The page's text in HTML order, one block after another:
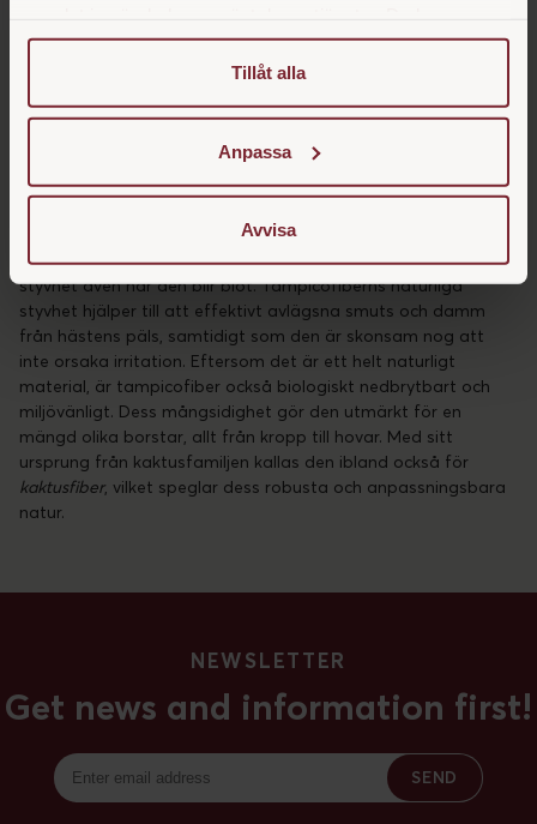
närsomhelst ändra ditt samtycke.
Tillåt alla
Anpassa
Avvisa
mjuk allround borst
Ett styvt, grovt växtfiber som utvinns främst från Agave och
Yuccaplantor. Tampico, även kallatMexfiber, är känt för sin
slittålighet. Ett särdrag med denna fiber är dess resistens
mot vatten, vilket gör att den inte förlorar sin form eller
styvhet även när den blir blöt. Tampicofiberns naturliga
styvhet hjälper till att effektivt avlägsna smuts och damm
från hästens päls, samtidigt som den är skonsam nog att
inte orsaka irritation. Eftersom det är ett helt naturligt
material, är tampicofiber också biologiskt nedbrytbart och
miljövänligt. Dess mångsidighet gör den utmärkt för en
mängd olika borstar, allt från kropp till hovar. Med sitt
ursprung från kaktusfamiljen kallas den ibland också för
kaktusfiber, vilket speglar dess robusta och anpassningsbara
natur.
NEWSLETTER
Get news and information first!
SEND